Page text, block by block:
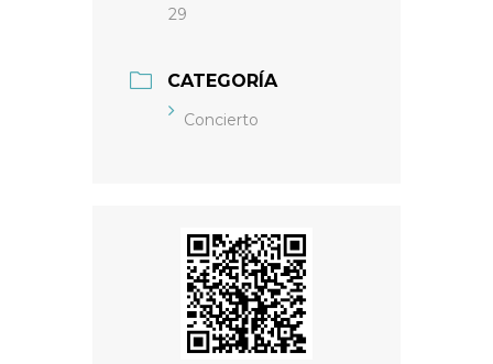
29
CATEGORÍA
Concierto